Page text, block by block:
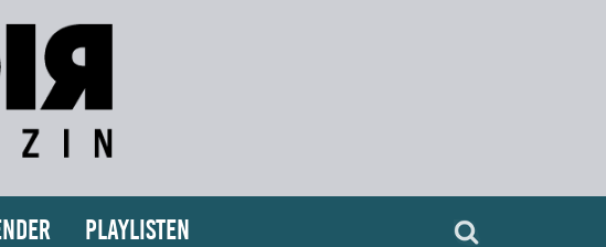
Playlisten